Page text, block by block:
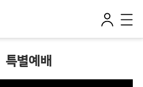
그
전
체
특별예배